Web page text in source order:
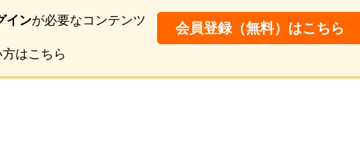
インが必要なコンテンツ
はこちら
会員登録（無料）はこちら